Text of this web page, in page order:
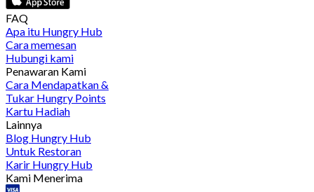
FAQ
Apa itu Hungry Hub
Cara memesan
Hubungi kami
Penawaran Kami
Cara Mendapatkan &
Tukar Hungry Points
Kartu Hadiah
Lainnya
Blog Hungry Hub
Untuk Restoran
Karir Hungry Hub
Kami Menerima